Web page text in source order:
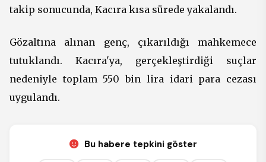
takip sonucunda, Kacıra kısa sürede yakalandı.
Gözaltına alınan genç, çıkarıldığı mahkemece
tutuklandı. Kacıra'ya, gerçekleştirdiği suçlar
nedeniyle toplam 550 bin lira idari para cezası
uygulandı.
Bu habere tepkini göster